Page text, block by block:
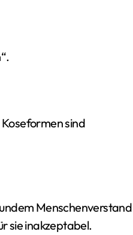
sind
Menschenverstand
sie inakzeptabel.